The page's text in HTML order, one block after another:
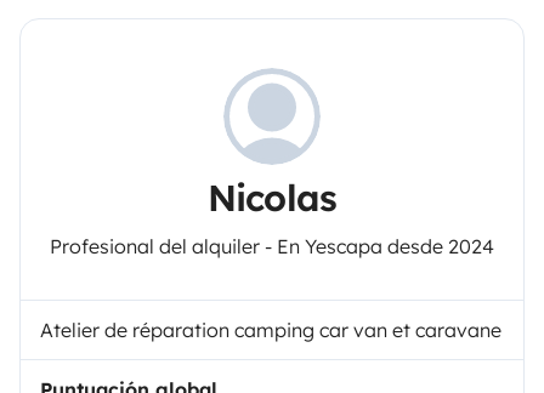
Nicolas
Profesional del alquiler - En Yescapa desde 2024
Atelier de réparation camping car van et caravane